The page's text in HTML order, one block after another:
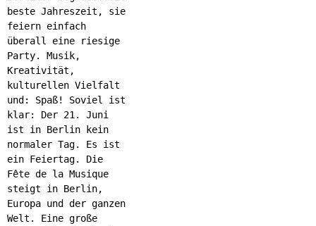
beste Jahreszeit, sie
feiern einfach
überall eine riesige
Party. Musik,
Kreativität,
kulturellen Vielfalt
und: Spaß! Soviel ist
klar: Der 21. Juni
ist in Berlin kein
normaler Tag. Es ist
ein Feiertag. Die
Fête de la Musique
steigt in Berlin,
Europa und der ganzen
Welt. Eine große